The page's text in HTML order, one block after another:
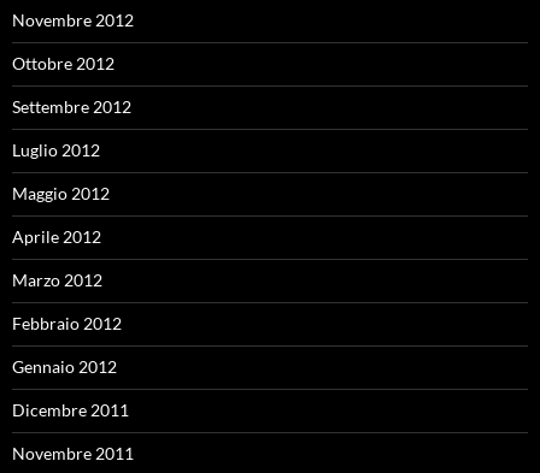
Novembre 2012
Ottobre 2012
Settembre 2012
Luglio 2012
Maggio 2012
Aprile 2012
Marzo 2012
Febbraio 2012
Gennaio 2012
Dicembre 2011
Novembre 2011